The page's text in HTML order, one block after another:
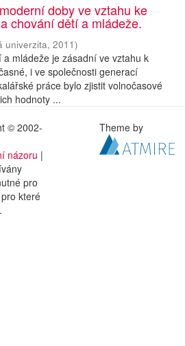
doby ve vztahu ke
chování dětí a mládeže.
univerzita, 2011)
mládeže je zásadní ve vztahu k
i ve společnosti generací
práce bylo zjistit volnočasové
hodnoty ...
© 2002-
názoru |
pro
které
Theme by